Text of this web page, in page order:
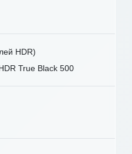
HDR)
True Black 500